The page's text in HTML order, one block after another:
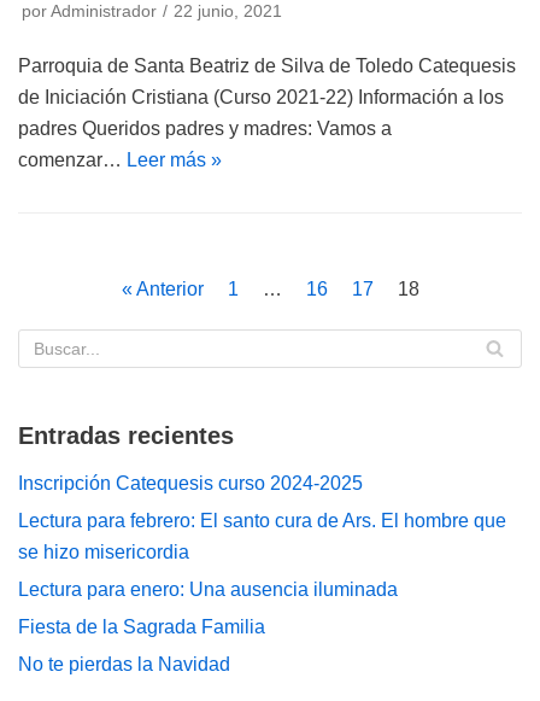
por Administrador 22 junio, 2021
Parroquia de Santa Beatriz de Silva de Toledo Catequesis
de Iniciación Cristiana (Curso 2021-22) Información a los
padres Queridos padres y madres: Vamos a
comenzar… Leer más »
« Anterior 1 … 16 17 18
Entradas recientes
Inscripción Catequesis curso 2024-2025
Lectura para febrero: El santo cura de Ars. El hombre que
se hizo misericordia
Lectura para enero: Una ausencia iluminada
Fiesta de la Sagrada Familia
No te pierdas la Navidad